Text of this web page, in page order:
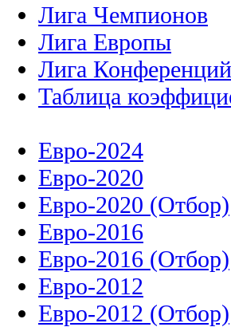
Лига Чемпионов
Лига Европы
Лига Конференций
Таблица
Евро-2024
Евро-2020
Евро-2020 (Отбор)
Евро-2016
Евро-2016 (Отбор)
Евро-2012
Евро-2012 (Отбор)